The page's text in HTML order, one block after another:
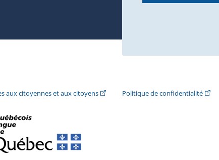
dans une nouvelle fenêtre.)
aux citoyennes et aux citoyens(Cet hyperlien externe s'ouvrira dans
Politique de confidentialité(Cet